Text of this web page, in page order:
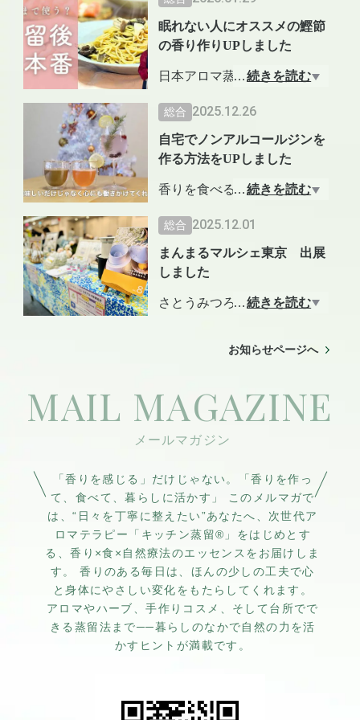
いるのかなどを取材してきま
した
眠れない人にオススメの鰹節
の香り作りUPしました
日本アロマ蒸留協会代表の森
今回は「今回はかつお節を使
って、０キロカロリーで安眠
の香りを作る方法」をお伝え
した動画をUPしました。
香りを食べるYOUTUBEチャ
ンネル ぜひ ご覧くださ
い。
https://youtu.be/xb-MXfQsnBI?s
…続きを読む
総合 2025.12.26
自宅でノンアルコールジンを
作る方法をUPしました
香りを食べるYOUTUBEチャ
「ノンアルコールジン」を作
る方法をUPしました
…続きを読む
総合 2025.12.01
まんまるマルシェ東京 出展
しました
さとうみつろうさん「まんま
０日出展しました。
…続きを読む
お知らせページへ
MAIL MAGAZINE
「香りを感じる」だけじゃない。「香りを作っ
て、食べて、暮らしに活かす」 このメルマガで
は、“日々を丁寧に整えたい”あなたへ、次世代ア
ロマテラピー「キッチン蒸留®」をはじめとす
る、香り×食×自然療法のエッセンスをお届けしま
す。 香りのある毎日は、ほんの少しの工夫で心
と身体にやさしい変化をもたらしてくれます。
アロマやハーブ、手作りコスメ、そして台所でで
きる蒸留法まで──暮らしのなかで自然の力を活
かすヒントが満載です。